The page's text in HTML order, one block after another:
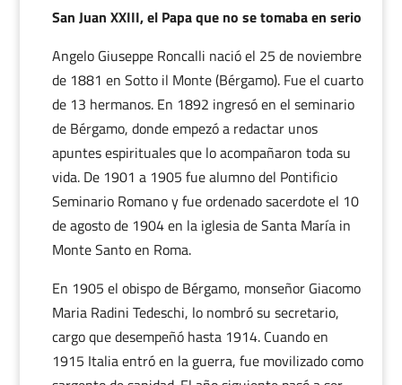
San Juan XXIII, el Papa que no se tomaba en serio
Angelo Giuseppe Roncalli nació el 25 de noviembre
de 1881 en Sotto il Monte (Bérgamo). Fue el cuarto
de 13 hermanos. En 1892 ingresó en el seminario
de Bérgamo, donde empezó a redactar unos
apuntes espirituales que lo acompañaron toda su
vida. De 1901 a 1905 fue alumno del Pontificio
Seminario Romano y fue ordenado sacerdote el 10
de agosto de 1904 en la iglesia de Santa María in
Monte Santo en Roma.
En 1905 el obispo de Bérgamo, monseñor Giacomo
Maria Radini Tedeschi, lo nombró su secretario,
cargo que desempeñó hasta 1914. Cuando en
1915 Italia entró en la guerra, fue movilizado como